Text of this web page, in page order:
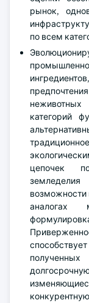
рынок,
по всем
неживотных
категорий
цепочек
возможности
аналогах